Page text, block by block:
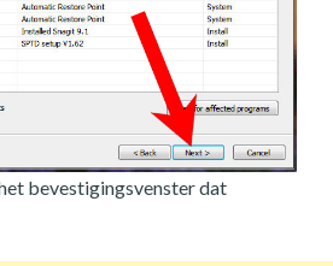
bevestigingsvenster dat